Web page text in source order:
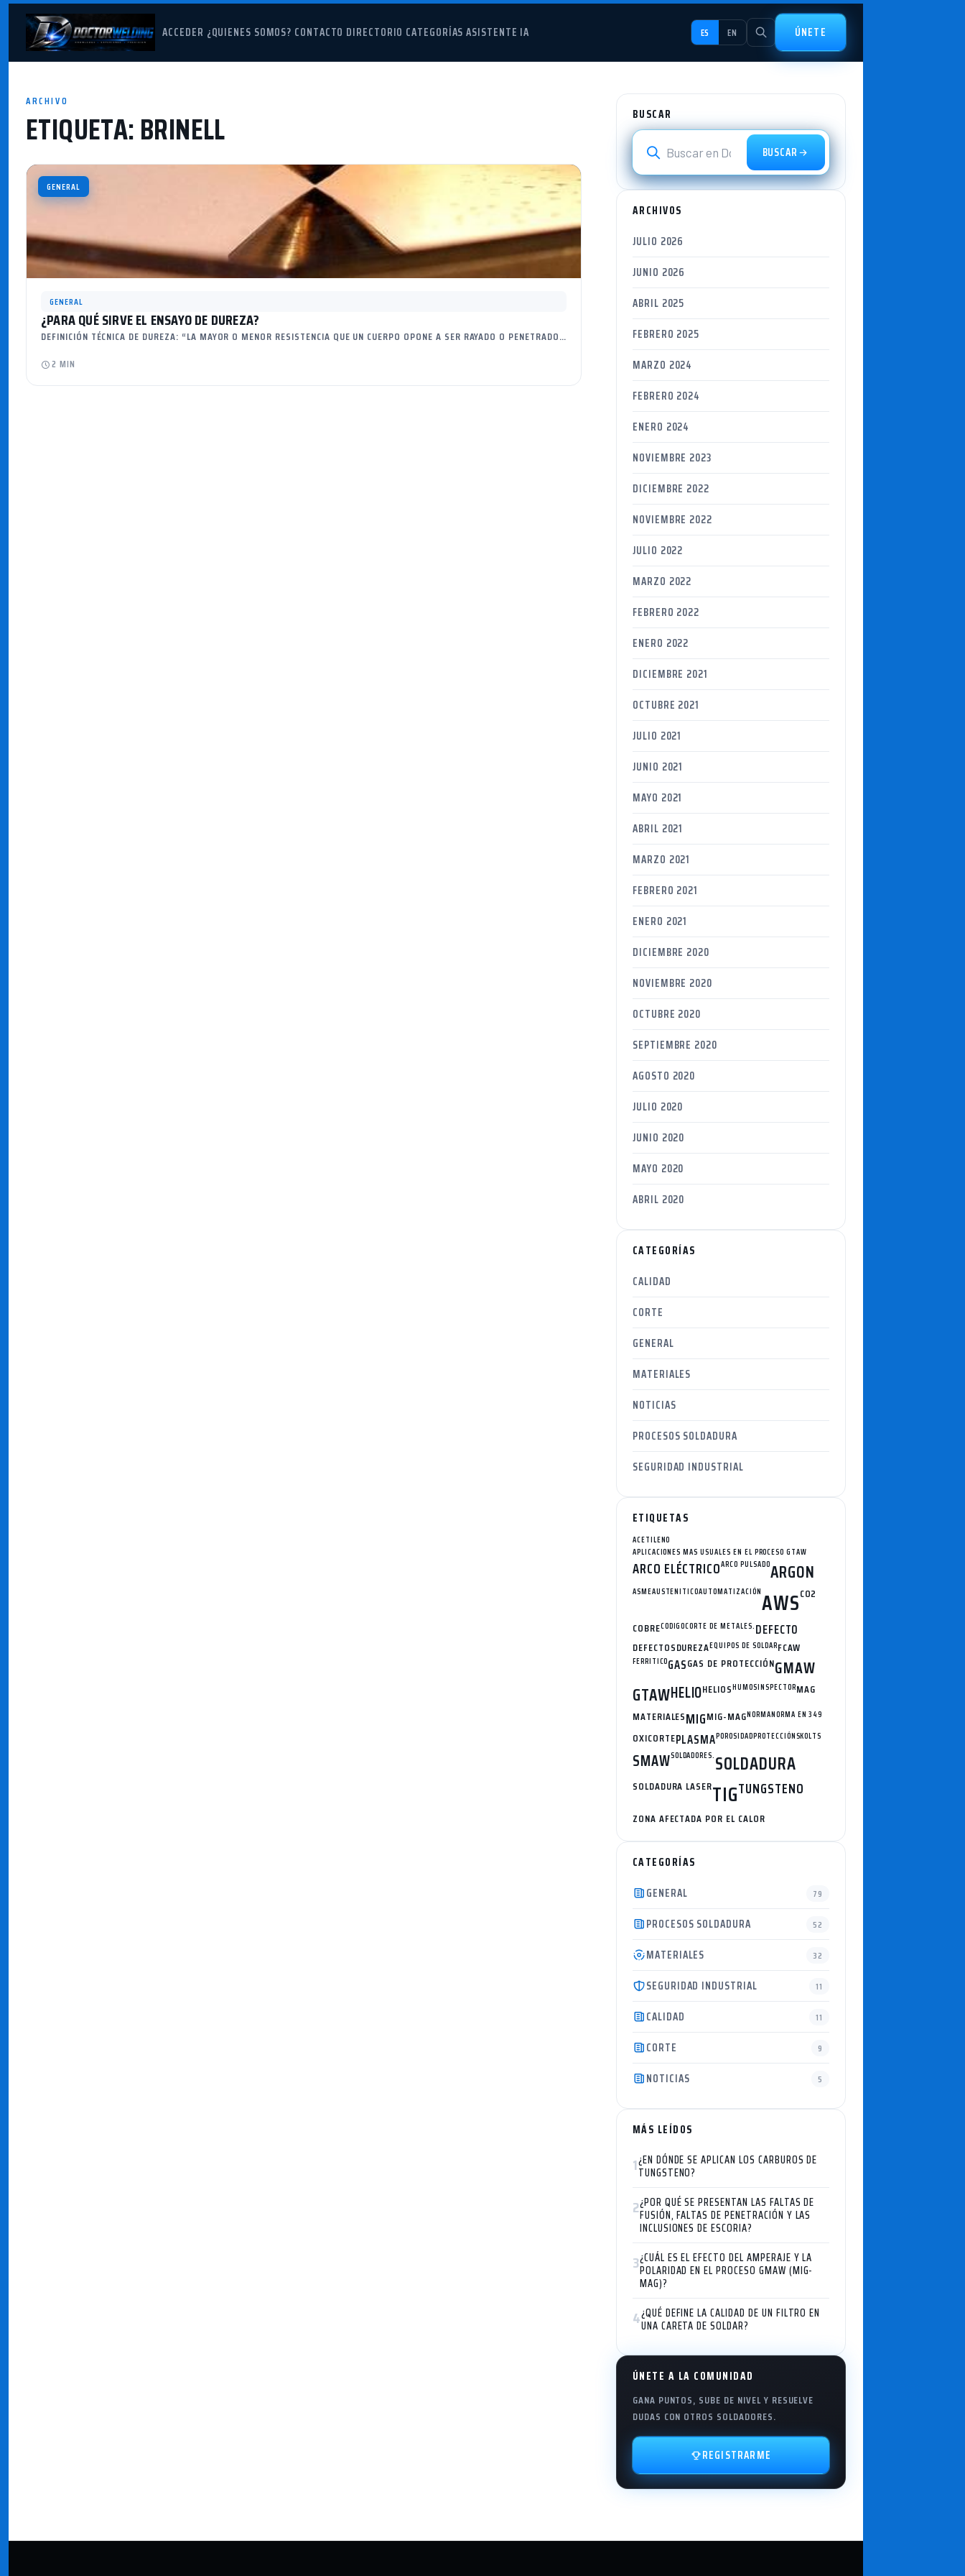
ACCEDER ¿QUIENES SOMOS? CONTACTO DIRECTORIO CATEGORÍAS ASISTENTE IA ES EN ÚNETE
ARCHIVO
ETIQUETA:BRINELL
GENERAL
GENERAL
¿PARA QUÉ SIRVE EL ENSAYO DE DUREZA?
DEFINICIÓN TÉCNICA DE DUREZA: “LA MAYOR O MENOR RESISTENCIA QUE UN CUERPO OPONE A SER RAYADO O PENETRADO…
2 MIN
BUSCAR
BUSCAR
ARCHIVOS
JULIO 2026
JUNIO 2026
ABRIL 2025
FEBRERO 2025
MARZO 2024
FEBRERO 2024
ENERO 2024
NOVIEMBRE 2023
DICIEMBRE 2022
NOVIEMBRE 2022
JULIO 2022
MARZO 2022
FEBRERO 2022
ENERO 2022
DICIEMBRE 2021
OCTUBRE 2021
JULIO 2021
JUNIO 2021
MAYO 2021
ABRIL 2021
MARZO 2021
FEBRERO 2021
ENERO 2021
DICIEMBRE 2020
NOVIEMBRE 2020
OCTUBRE 2020
SEPTIEMBRE 2020
AGOSTO 2020
JULIO 2020
JUNIO 2020
MAYO 2020
ABRIL 2020
CATEGORÍAS
CALIDAD
CORTE
GENERAL
MATERIALES
NOTICIAS
PROCESOS SOLDADURA
SEGURIDAD INDUSTRIAL
ETIQUETAS
ACETILENO
APLICACIONES MAS USUALES EN EL PROCESO GTAW
ARCO ELÉCTRICOARCO PULSADOARGON
ASMEAUSTENITICOAUTOMATIZACIÓNAWSCO2
COBRECODIGOCORTE DE METALES.DEFECTO
DEFECTOSDUREZAEQUIPOS DE SOLDARFCAW
FERRITICOGASGAS DE PROTECCIÓNGMAW
GTAWHELIOHELIOSHUMOSINSPECTORMAG
MATERIALESMIGMIG-MAGNORMANORMA EN 349
OXICORTEPLASMAPOROSIDADPROTECCIÓNSKOLTS
SMAWSOLDADORES.SOLDADURA
SOLDADURA LASERTIGTUNGSTENO
ZONA AFECTADA POR EL CALOR
CATEGORÍAS
GENERAL
79
PROCESOS SOLDADURA 52
MATERIALES 32
SEGURIDAD INDUSTRIAL 11
CALIDAD 11
CORTE 9
NOTICIAS 5
MÁS LEÍDOS
1¿EN DÓNDE SE APLICAN LOS CARBUROS DE
TUNGSTENO?
2¿POR QUÉ SE PRESENTAN LAS FALTAS DE
FUSIÓN, FALTAS DE PENETRACIÓN Y LAS
INCLUSIONES DE ESCORIA?
3¿CUÁL ES EL EFECTO DEL AMPERAJE Y LA
POLARIDAD EN EL PROCESO GMAW (MIG-
MAG)?
4¿QUÉ DEFINE LA CALIDAD DE UN FILTRO EN
UNA CARETA DE SOLDAR?
ÚNETE A LA COMUNIDAD
GANA PUNTOS, SUBE DE NIVEL Y RESUELVE
DUDAS CON OTROS SOLDADORES.
REGISTRARME